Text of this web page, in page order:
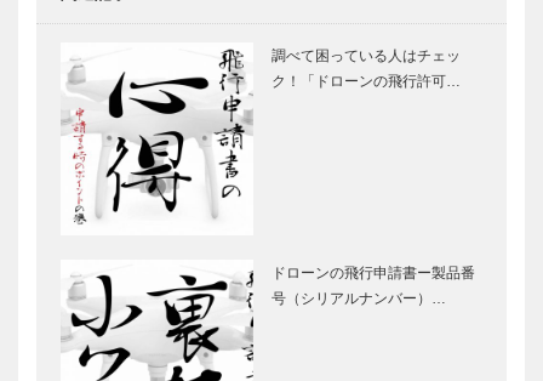
調べて困っている人はチェッ
ク！「ドローンの飛行許可…
ドローンの飛行申請書ー製品番
号（シリアルナンバー）…